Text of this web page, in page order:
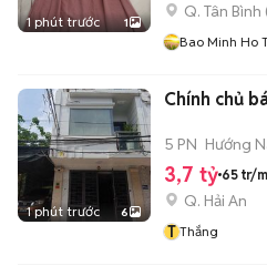
1 phút trước 1
Q. Tân Bình
Bao Minh Ho
1 phút trước 6
Chính chủ
5 PN Hướng
3,7 tỷ 65 tr/
Q. Hải An
T Thắng